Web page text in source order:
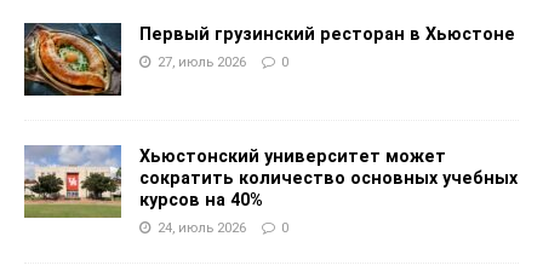
Первый грузинский ресторан в Хьюстоне
27, июль 2026 0
Хьюстонский университет может
сократить количество основных учебных
курсов на 40%
24, июль 2026 0